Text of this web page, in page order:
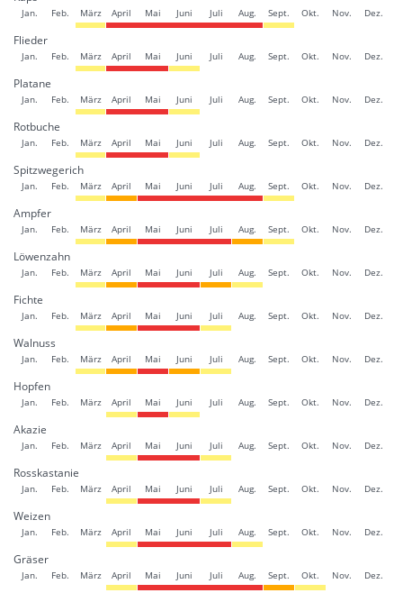
Jan. Feb. März April Mai Juni Juli Aug. Sept. Okt. Nov. Dez.
Flieder
Jan. Feb. März April Mai Juni Juli Aug. Sept. Okt. Nov. Dez.
Platane
Jan. Feb. März April Mai Juni Juli Aug. Sept. Okt. Nov. Dez.
Rotbuche
Jan. Feb. März April Mai Juni Juli Aug. Sept. Okt. Nov. Dez.
Spitzwegerich
Jan. Feb. März April Mai Juni Juli Aug. Sept. Okt. Nov. Dez.
Ampfer
Jan. Feb. März April Mai Juni Juli Aug. Sept. Okt. Nov. Dez.
Löwenzahn
Jan. Feb. März April Mai Juni Juli Aug. Sept. Okt. Nov. Dez.
Fichte
Jan. Feb. März April Mai Juni Juli Aug. Sept. Okt. Nov. Dez.
Walnuss
Jan. Feb. März April Mai Juni Juli Aug. Sept. Okt. Nov. Dez.
Hopfen
Jan. Feb. März April Mai Juni Juli Aug. Sept. Okt. Nov. Dez.
Akazie
Jan. Feb. März April Mai Juni Juli Aug. Sept. Okt. Nov. Dez.
Rosskastanie
Jan. Feb. März April Mai Juni Juli Aug. Sept. Okt. Nov. Dez.
Weizen
Jan. Feb. März April Mai Juni Juli Aug. Sept. Okt. Nov. Dez.
Gräser
Jan. Feb. März April Mai Juni Juli Aug. Sept. Okt. Nov. Dez.